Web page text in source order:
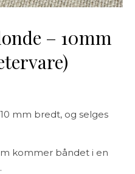
– 10mm
mm bredt, og selges
kommer båndet i en